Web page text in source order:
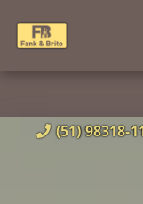
(51) 98318-